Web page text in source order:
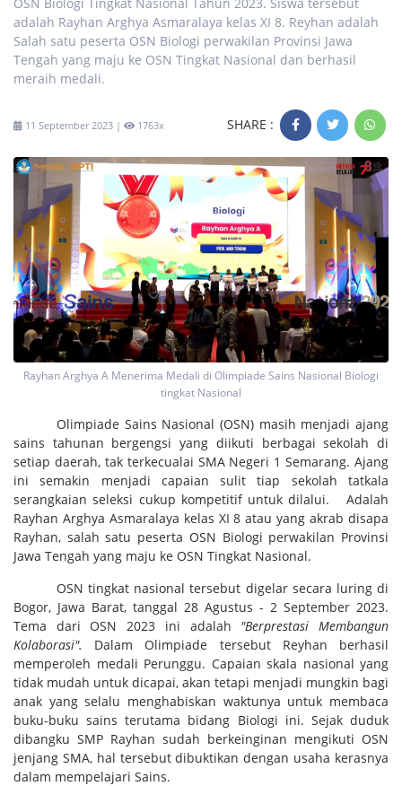
OSN Biologi Tingkat Nasional Tahun 2023. Siswa tersebut
adalah Rayhan Arghya Asmaralaya kelas XI 8. Reyhan adalah
Salah satu peserta OSN Biologi perwakilan Provinsi Jawa
Tengah yang maju ke OSN Tingkat Nasional dan berhasil
meraih medali.
11 September 2023 | 1763x SHARE :
Rayhan Arghya A Menerima Medali di Olimpiade Sains Nasional Biologi
tingkat Nasional
Olimpiade Sains Nasional (OSN) masih menjadi ajang
sains tahunan bergengsi yang diikuti berbagai sekolah di
setiap daerah, tak terkecualai SMA Negeri 1 Semarang. Ajang
ini semakin menjadi capaian sulit tiap sekolah tatkala
serangkaian seleksi cukup kompetitif untuk dilalui. Adalah
Rayhan Arghya Asmaralaya kelas XI 8 atau yang akrab disapa
Rayhan, salah satu peserta OSN Biologi perwakilan Provinsi
Jawa Tengah yang maju ke OSN Tingkat Nasional.
OSN tingkat nasional tersebut digelar secara luring di
Bogor, Jawa Barat, tanggal 28 Agustus - 2 September 2023.
Tema dari OSN 2023 ini adalah "Berprestasi Membangun
Kolaborasi".
Dalam Olimpiade tersebut Reyhan berhasil
memperoleh medali Perunggu. Capaian skala nasional yang
tidak mudah untuk dicapai, akan tetapi menjadi mungkin bagi
anak yang selalu menghabiskan waktunya untuk membaca
buku-buku sains terutama bidang Biologi ini. Sejak duduk
dibangku SMP Rayhan sudah berkeinginan mengikuti OSN
jenjang SMA, hal tersebut dibuktikan dengan usaha kerasnya
dalam mempelajari Sains.